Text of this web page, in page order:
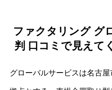
ファクタリング グ
判 口コミで見えて
グローバルサービスは名古